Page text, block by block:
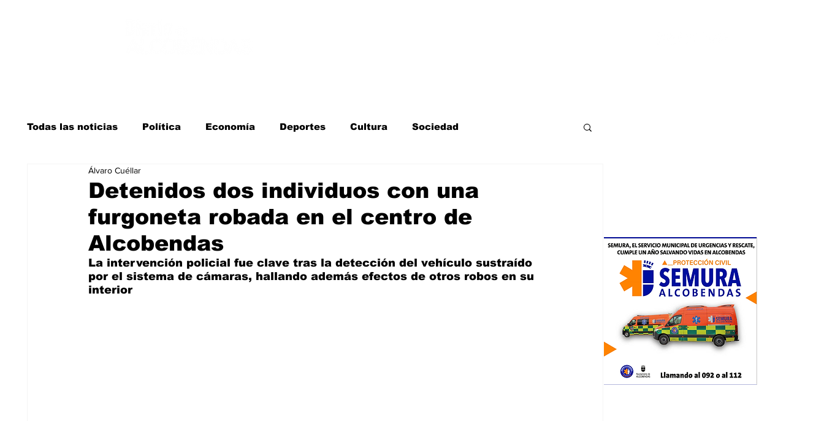
Todas las noticias Política Economía Deportes Cultura Sociedad
Salud y bienestar
La verdad detrás de la guerra Kit Digital Sucesos Fiestas Mayores
Detenidos dos individuos con una
furgoneta robada en el centro de
Alcobendas
Álvaro Cuéllar
La intervención policial fue clave tras la detección del vehículo sustraído
por el sistema de cámaras, hallando además efectos de otros robos en su
interior